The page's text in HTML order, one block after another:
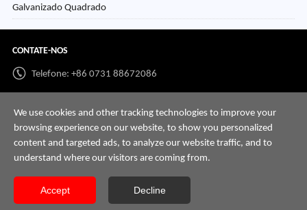
Galvanizado Quadrado
CONTATE-NOS
Telefone: +86 0731 88672086
E-mail:info@hnssd.com
Copyright @ 2026 Hunan Great Steel Pipe Co., Ltd Todos os direitos reservados.
do Site
We use cookies and other tracking technologies to improve your
browsing experience on our website, to show you personalized
content and targeted ads, to analyze our website traffic, and to
understand where our visitors are coming from.
Accept Decline